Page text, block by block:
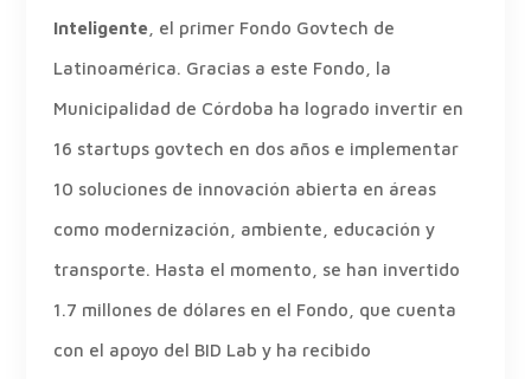
Inteligente, el primer Fondo Govtech de
Latinoamérica. Gracias a este Fondo, la
Municipalidad de Córdoba ha logrado invertir en
16 startups govtech en dos años e implementar
10 soluciones de innovación abierta en áreas
como modernización, ambiente, educación y
transporte. Hasta el momento, se han invertido
1.7 millones de dólares en el Fondo, que cuenta
con el apoyo del BID Lab y ha recibido